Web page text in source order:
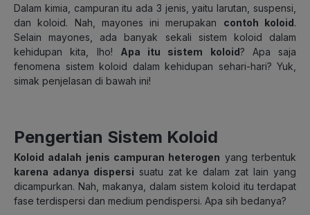
Dalam kimia, campuran itu ada 3 jenis, yaitu larutan, suspensi,
dan koloid. Nah, mayones ini merupakan contoh koloid.
Selain mayones, ada banyak sekali sistem koloid dalam
kehidupan kita, lho! Apa itu sistem koloid? Apa saja
fenomena sistem koloid dalam kehidupan sehari-hari? Yuk,
simak penjelasan di bawah ini!
Pengertian Sistem Koloid
Koloid adalah jenis campuran heterogen yang terbentuk
karena adanya dispersi suatu zat ke dalam zat lain yang
dicampurkan. Nah, makanya, dalam sistem koloid itu terdapat
fase terdispersi dan medium pendispersi. Apa sih bedanya?